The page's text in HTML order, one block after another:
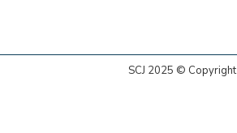
SCJ 2025 © Copyright